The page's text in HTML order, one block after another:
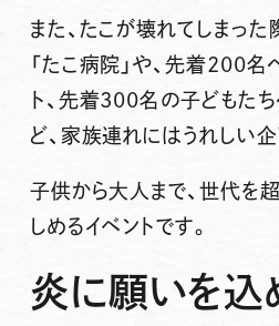
また、たこが壊れてしまった
「たこ病院」や、先着200名
ト、先着300名の子どもた
ど、家族連れにはうれしい企
子供から大人まで、世代を
しめるイベントです。
炎に願いを込